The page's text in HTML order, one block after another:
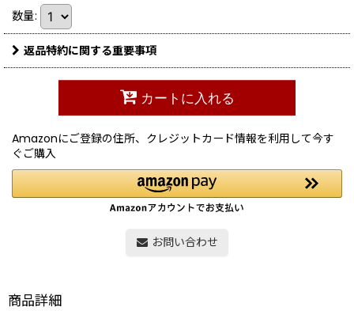
数量:
返品特約に関する重要事項
カートに入れる
Amazonにご登録の住所、クレジットカード情報を利用して今す
ぐご購入
お問い合わせ
商品詳細